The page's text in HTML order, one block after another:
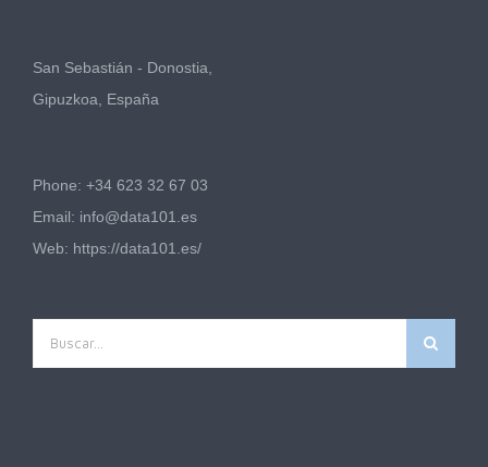
San Sebastián - Donostia,
Gipuzkoa, España
Phone: +34 623 32 67 03
Email: info@data101.es
Web: https://data101.es/